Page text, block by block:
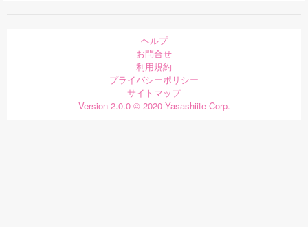
ヘルプ
お問合せ
利用規約
プライバシーポリシー
サイトマップ
Version 2.0.0 © 2020 Yasashiite Corp.